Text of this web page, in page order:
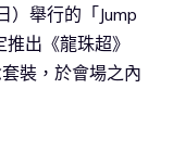
舉行的「Jump
出《龍珠超》
裝，於會場之內